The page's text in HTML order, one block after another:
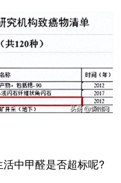
中甲醛是否超标呢?